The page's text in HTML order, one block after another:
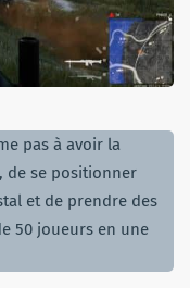
pas à avoir la
de se positionner
et de prendre des
50 joueurs en une